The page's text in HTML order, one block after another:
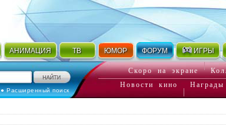
АНИМАЦИЯ ТВ ЮМОР ФОРУМ ИГРЫ
● Расширенный поиск
Скоро на экране
Новости кино